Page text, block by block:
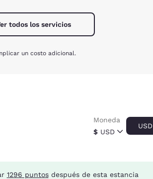
todos los servicios
un costo adicional.
$ USD
Moneda
USD
1296 puntosdespués de esta estancia